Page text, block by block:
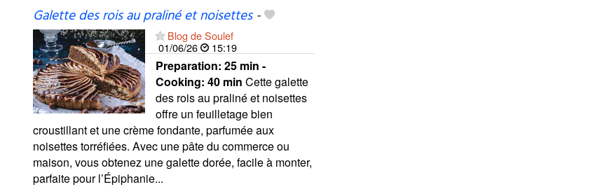
Galette des rois au praliné et noisettes-
Blog de Soulef
01/06/26
15:19
Preparation: 25 min -
Cooking: 40 min Cette galette
des rois au praliné et noisettes
offre un feuilletage bien
croustillant et une crème fondante, parfumée aux
noisettes torréfiées. Avec une pâte du commerce ou
maison, vous obtenez une galette dorée, facile à monter,
parfaite pour l’Épiphanie...